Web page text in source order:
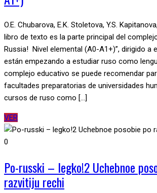
O.E. Chubarova, E.K. Stoletova, Y.S.
libro de texto es la parte principal del
Russia! Nivel elemental (A0-A1+)”, dirigido a
están empezando a estudiar ruso como
complejo educativo se puede recomendar
facultades preparatorias de universidades
cursos de ruso como […]
VER
0
Po-russki – legko!2 Uchebnoe
razvitiju rechi